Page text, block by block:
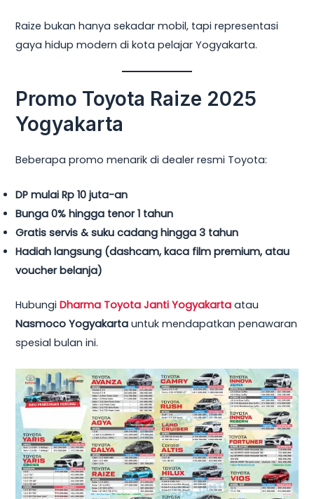
Raize bukan hanya sekadar mobil, tapi representasi
gaya hidup modern di kota pelajar Yogyakarta.
Promo Toyota Raize 2025
Yogyakarta
Beberapa promo menarik di dealer resmi Toyota:
DP mulai Rp 10 juta-an
Bunga 0% hingga tenor 1 tahun
Gratis servis & suku cadang hingga 3 tahun
Hadiah langsung (dashcam, kaca film premium, atau
voucher belanja)
HubungiDharma Toyota Janti Yogyakarta atau
Nasmoco Yogyakarta untuk mendapatkan penawaran
spesial bulan ini.